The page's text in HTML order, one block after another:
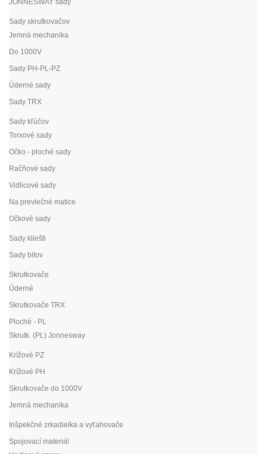
Sady skrutkovačov
Jemná mechanika
Do 1000V
Sady PH-PL-PZ
Úderné sady
Sady TRX
Sady kľúčov
Torxové sady
Očko - ploché sady
Račňové sady
Vidlicové sady
Na prevlečné matice
Očkové sady
Sady kliešti
Sady bitov
Skrutkovače
Úderné
Skrutkovače TRX
Ploché - PL
Skrutk. (PL) Jonnesway
Krížové PZ
Krížové PH
Skrutkovače do 1000V
Jemná mechanika
Inšpekčné zrkadielka a vyťahovače
Spojovací materiál